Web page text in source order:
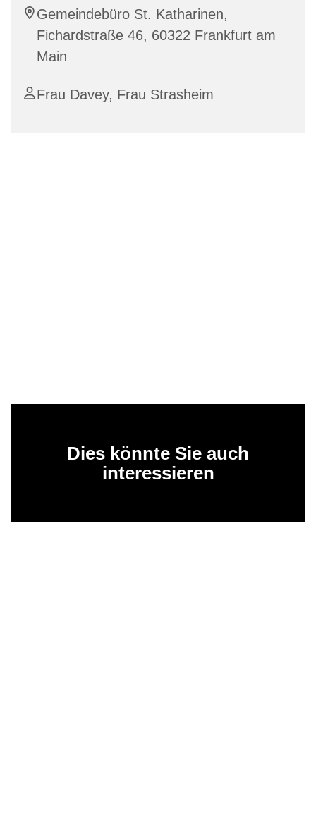
Gemeindebüro St. Katharinen,
Fichardstraße 46, 60322 Frankfurt am
Main
Frau Davey, Frau Strasheim
Dies könnte Sie auch
interessieren